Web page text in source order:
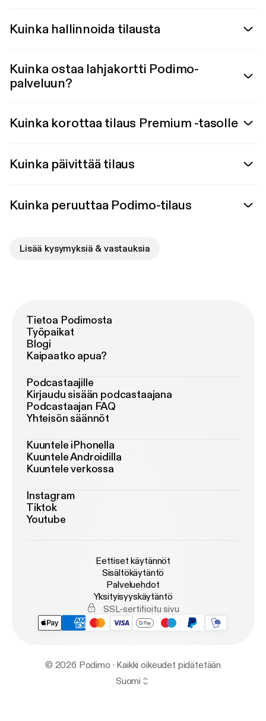
Kuinka hallinnoida tilausta
Kuinka ostaa lahjakortti Podimo-
palveluun?
Kuinka korottaa tilaus Premium -tasolle
Kuinka päivittää tilaus
Kuinka peruuttaa Podimo-tilaus
Lisää kysymyksiä & vastauksia
Tietoa Podimosta
Työpaikat
Blogi
Kaipaatko apua?
Podcastaajille
Kirjaudu sisään podcastaajana
Podcastaajan FAQ
Yhteisön säännöt
Kuuntele iPhonella
Kuuntele Androidilla
Kuuntele verkossa
Instagram
Tiktok
Youtube
Eettiset käytännöt
Sisältökäytäntö
Palveluehdot
Yksityisyyskäytäntö
SSL-sertifioitu sivu
© 2026 Podimo · Kaikki oikeudet pidätetään
Suomi